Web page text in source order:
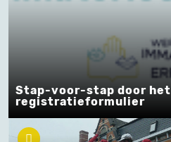
Stap-voor-stap door het
registratieformulier